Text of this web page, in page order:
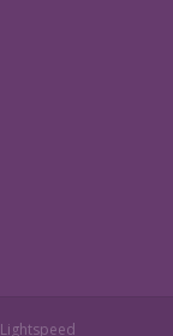
Lightspeed